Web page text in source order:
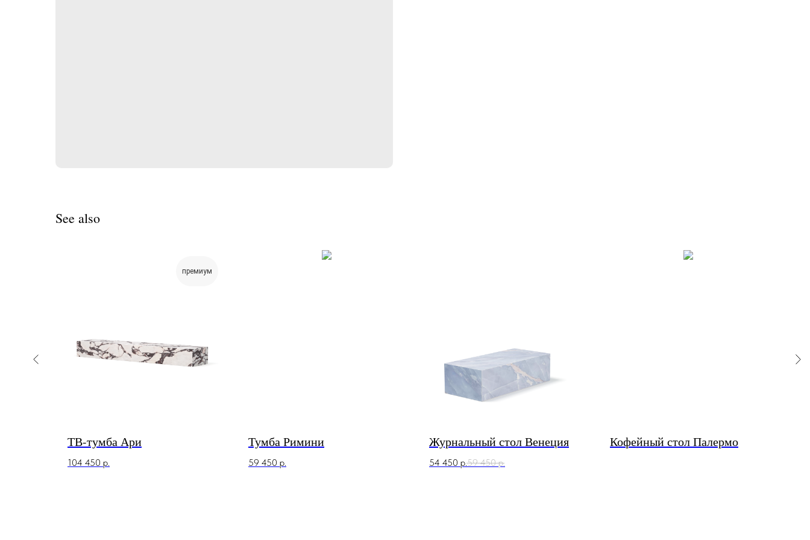
See also
премиум
ТВ-тумба Ари
104 450 р.
Тумба Римини
59 450 р.
Журнальный стол Венеция
54 450 р.59 450 р.
Кофейный стол Палермо